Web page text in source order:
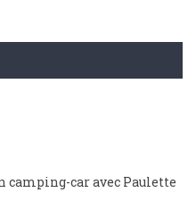
camping-car avec Paulette